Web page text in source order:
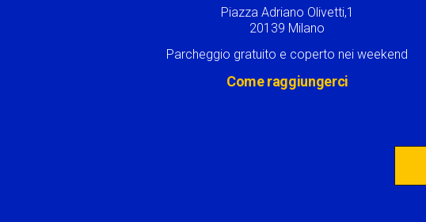
Piazza Adriano Olivetti,1
20139 Milano
Parcheggio gratuito e coperto nei weekend
Come raggiungerci